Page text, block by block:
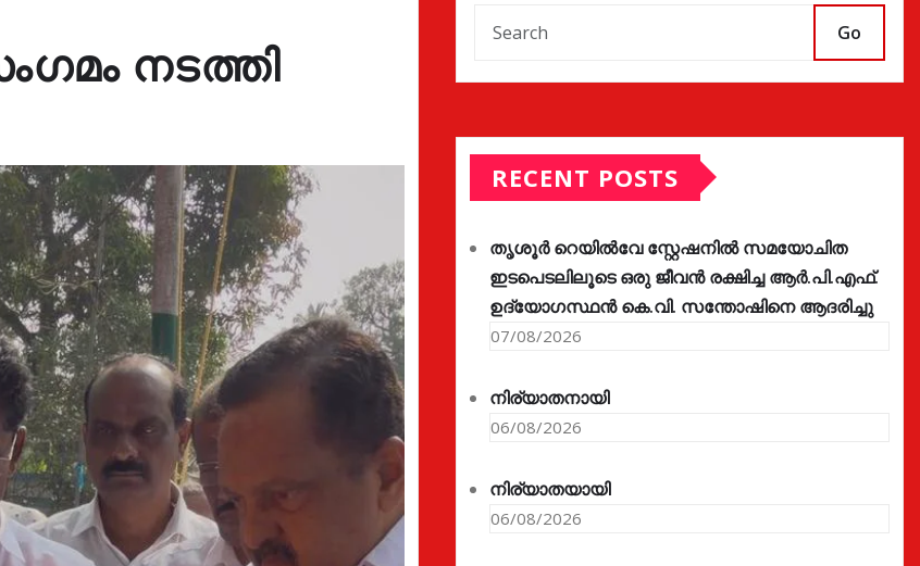
നടത്തി
Go
RECENT POSTS
തൃശൂർ റെയിൽവേ സ്റ്റേഷനിൽ സമയോചിത
ഇടപെടലിലൂടെ ഒരു ജീവൻ രക്ഷിച്ച ആർ.പി.എഫ്.
ഉദ്യോഗസ്ഥൻ കെ.വി. സന്തോഷിനെ ആദരിച്ചു
07/08/2026
നിര്യാതനായി
06/08/2026
നിര്യാതയായി
06/08/2026